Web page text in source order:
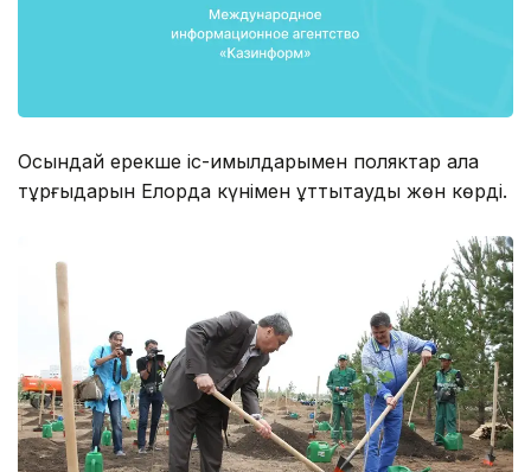
Осындай ерекше іс-қимылдарымен поляктар қала
тұрғыдарын Елорда күнімен құттықтауды жөн көрді.